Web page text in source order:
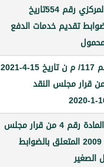
قرار لجنة إدارة مصرف سورية المركزي رقم 554تاريخ
ضوابط تقديم خدمات الدفع
قرار مجلس النقد والتسليف رقم 117/ م ن تاريخ 15-4-2021
تعديل المادة رقم 1 من قرار مجلس النقد
تعديل البنود 2 و 3 من أحكام المادة رقم 4 من قرار مجلس
النقد والتسليف رقم 589 لعام 2009 المتعلق بالضوابط
الصغير